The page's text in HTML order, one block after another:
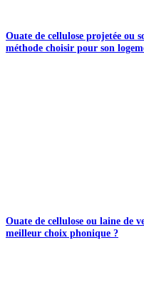
Ouate de cellulose projetée ou
méthode choisir pour son
Ouate de cellulose ou laine de
meilleur choix phonique ?